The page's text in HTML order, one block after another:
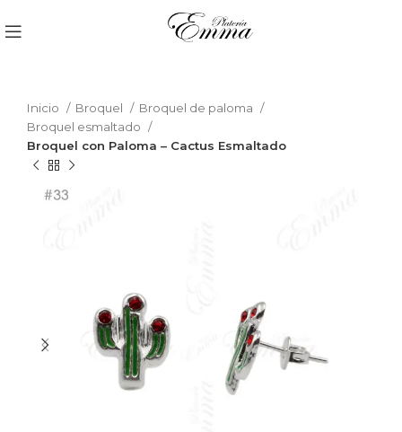
Inicio Broquel
Broquel de paloma
Broquel esmaltado
Broquel con Paloma – Cactus Esmaltado